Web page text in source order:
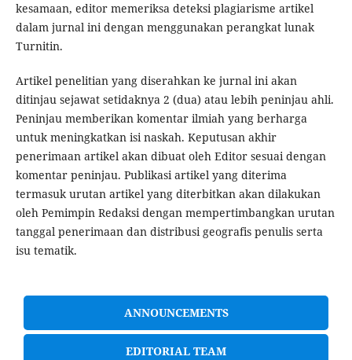
kesamaan, editor memeriksa deteksi plagiarisme artikel
dalam jurnal ini dengan menggunakan perangkat lunak
Turnitin.
Artikel penelitian yang diserahkan ke jurnal ini akan
ditinjau sejawat setidaknya 2 (dua) atau lebih peninjau ahli.
Peninjau memberikan komentar ilmiah yang berharga
untuk meningkatkan isi naskah. Keputusan akhir
penerimaan artikel akan dibuat oleh Editor sesuai dengan
komentar peninjau. Publikasi artikel yang diterima
termasuk urutan artikel yang diterbitkan akan dilakukan
oleh Pemimpin Redaksi dengan mempertimbangkan urutan
tanggal penerimaan dan distribusi geografis penulis serta
isu tematik.
ANNOUNCEMENTS
EDITORIAL TEAM